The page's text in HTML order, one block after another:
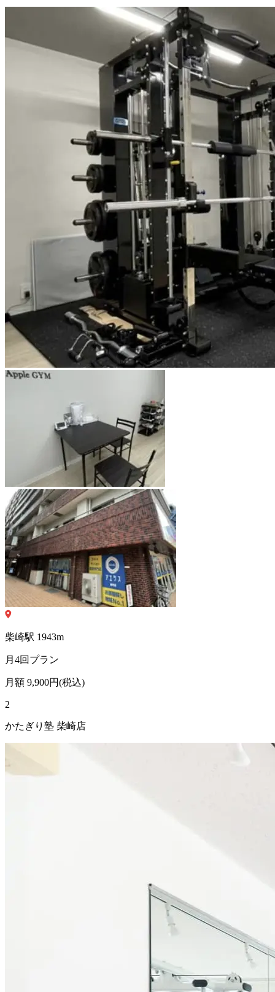
柴崎駅 1943m
月4回プラン
月額 9,900円(税込)
2
かたぎり塾 柴崎店